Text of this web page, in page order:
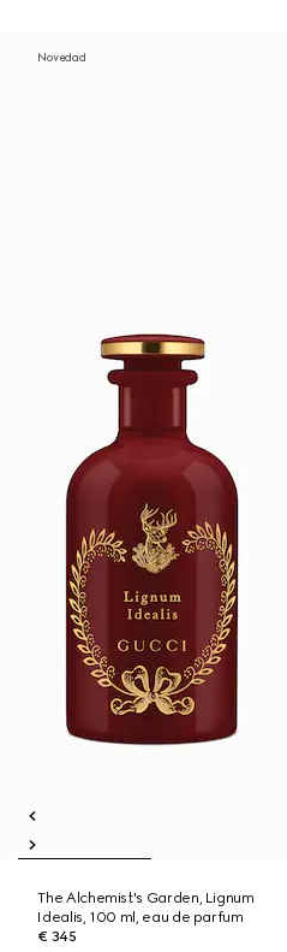
Novedad
The Alchemist's Garden, Lignum
Idealis, 100 ml, eau de parfum
€ 345